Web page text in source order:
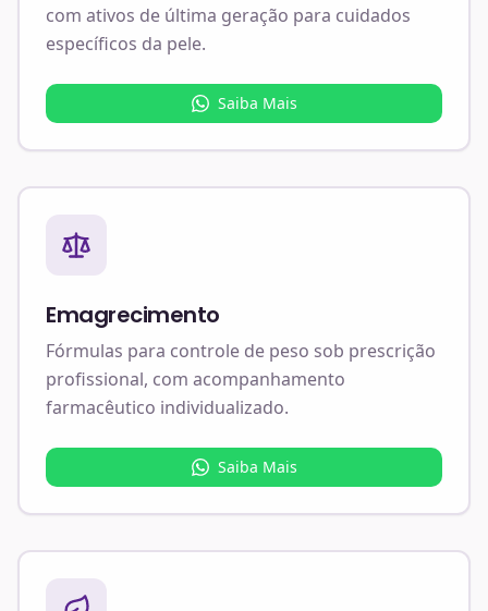
com ativos de última geração para cuidados
específicos da pele.
Saiba Mais
Emagrecimento
Fórmulas para controle de peso sob prescrição
profissional, com acompanhamento
farmacêutico individualizado.
Saiba Mais